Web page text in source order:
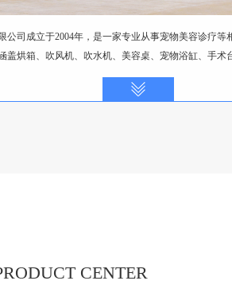
公司成立于2004年，是一家专业从事宠物美容诊疗
盖烘箱、吹风机、吹水机、美容桌、宠物浴缸、手术
CENTER